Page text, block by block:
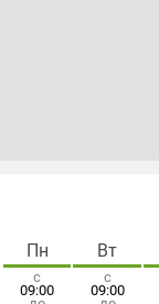
Пн
с
09:00
Вт
с
09:00